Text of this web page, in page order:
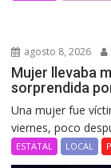
agosto 8, 2026
Mujer llevaba
sorprendida
Una mujer fue
viernes, poco
ESTATAL LOCAL